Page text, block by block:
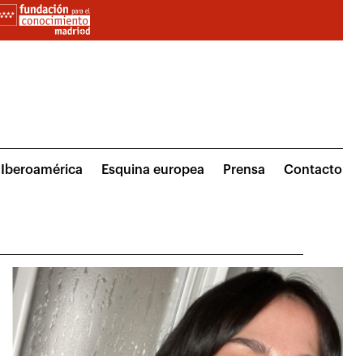
Iberoamérica Esquina europea Prensa Contacto